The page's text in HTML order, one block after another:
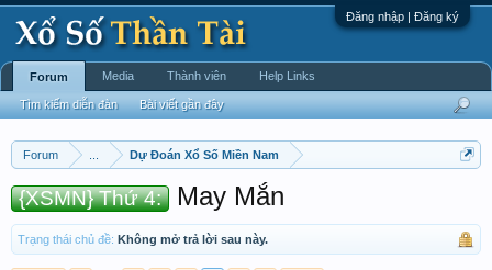
Đăng nhập | Đăng ký
Forum Dự Đoán Xổ Số Miền Nam
{XSMN} Thứ 4: May Mắn
Trạng thái chủ đề: Không mở trả lời sau này.
Forum
Tìm kiếm diễn đàn Bài viết gần đây
Media Thành viên Help Links